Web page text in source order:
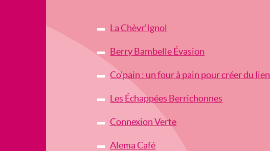
La Chèvr’Ignol
Berry Bambelle Évasion
Co’pain : un four à pain pour créer du lien
Les Échappées Berrichonnes
Connexion Verte
Alema Café